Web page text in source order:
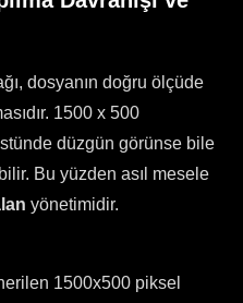
dosyanın doğru ölçüde
1500 x 500
düzgün görünse bile
Bu yüzden asıl mesele
yönetimidir.